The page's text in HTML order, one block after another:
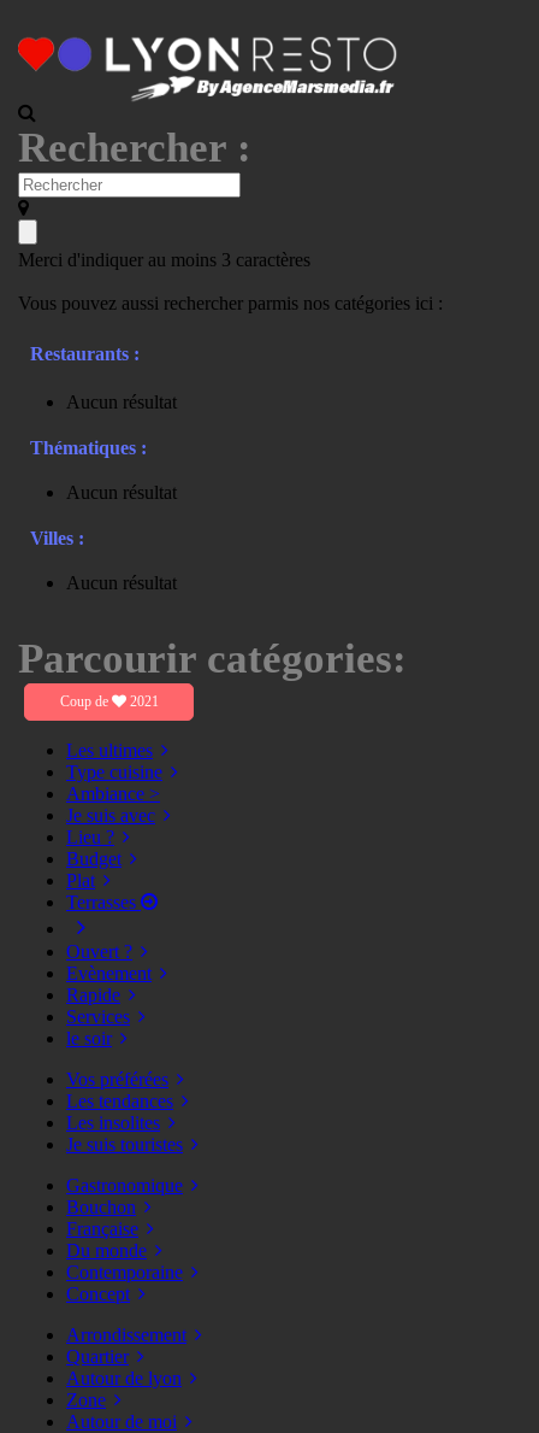
Rechercher :
Merci d'indiquer au moins 3 caractères
Vous pouvez aussi rechercher parmis nos catégories ici :
Restaurants :
Aucun résultat
Thématiques :
Aucun résultat
Villes :
Aucun résultat
Parcourir catégories:
Coup de 2021
Les ultimes
Type cuisine
Ambiance >
Je suis avec
Lieu ?
Budget
Plat
Terrasses
Ouvert ?
Evènement
Rapide
Services
le soir
Vos préférées
Les tendances
Les insolites
Je suis touristes
Gastronomique
Bouchon
Française
Du monde
Contemporaine
Concept
Arrondissement
Quartier
Autour de lyon
Zone
Autour de moi